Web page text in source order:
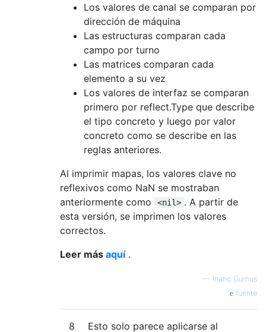
Los valores de canal se comparan por
dirección de máquina
Las estructuras comparan cada
campo por turno
Las matrices comparan cada
elemento a su vez
Los valores de interfaz se comparan
primero por reflect.Type que describe
el tipo concreto y luego por valor
concreto como se describe en las
reglas anteriores.
Al imprimir mapas, los valores clave no
reflexivos como NaN se mostraban
anteriormente como
<nil> . A partir de
esta versión, se imprimen los valores
correctos.
Leer más aquí.
— Inanc Gumus
fuente
8 Esto solo parece aplicarse al